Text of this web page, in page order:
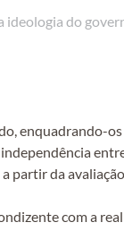
ideologia do
enquadrando-
da avaliação
com a